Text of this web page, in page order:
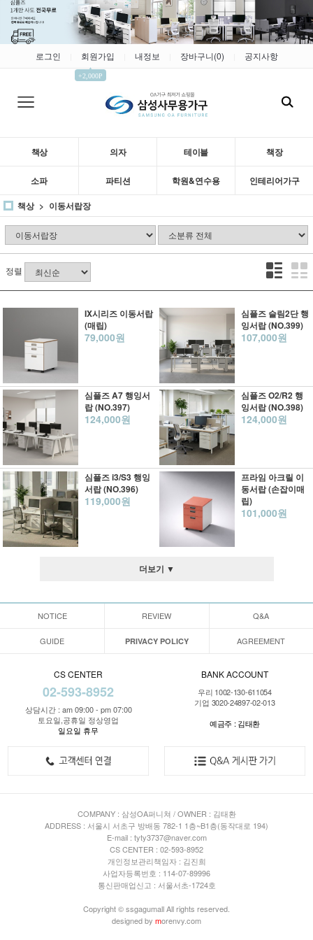
로그인 회원가입
▲
+2,000P
내정보 장바구니(0) 공지사항
책상 의자 테이블 책장
소파 파티션 학원&연수용
인테리어가구
책상
이동서랍장
정렬
IX시리즈 이동서랍
(매립)
79,000원
심플즈 슬림2단 행
잉서랍 (NO.399)
107,000원
심플즈 A7 행잉서
랍 (NO.397)
124,000원
심플즈 O2/R2 행
잉서랍 (NO.398)
124,000원
심플즈 i3/S3 행잉
서랍 (NO.396)
119,000원
프라임 아크릴 이
동서랍 (손잡이매
립)
101,000원
더보기 ▼
NOTICE REVIEW Q&A
GUIDE PRIVACY POLICY AGREEMENT
CS CENTER
02-593-8952
상담시간 : am 09:00 - pm 07:00
토요일,공휴일 정상영업
일요일 휴무
BANK ACCOUNT
우리 1002-130-611054
기업 3020-24897-02-013
예금주 : 김태환
COMPANY : 삼성OA퍼니쳐 / OWNER : 김태환
ADDRESS : 서울시 서초구 방배동 782-1 1층~B1층(동작대로 194)
E-mail : tyty3737@naver.com
CS CENTER : 02-593-8952
개인정보관리책임자 : 김진희
사업자등록번호 : 114-07-89996
통신판매업신고 : 서울서초-1724호
Copyright © ssgagumall All rights reserved.
designed by morenvy.com